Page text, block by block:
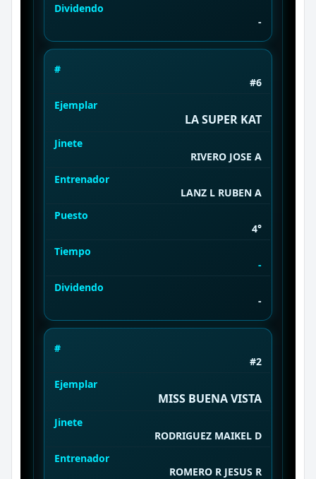
Dividendo
-
#
#6
Ejemplar
LA SUPER KAT
Jinete
RIVERO JOSE A
Entrenador
LANZ L RUBEN A
Puesto
4°
Tiempo
-
Dividendo
-
#
#2
Ejemplar
MISS BUENA VISTA
Jinete
RODRIGUEZ MAIKEL D
Entrenador
ROMERO R JESUS R